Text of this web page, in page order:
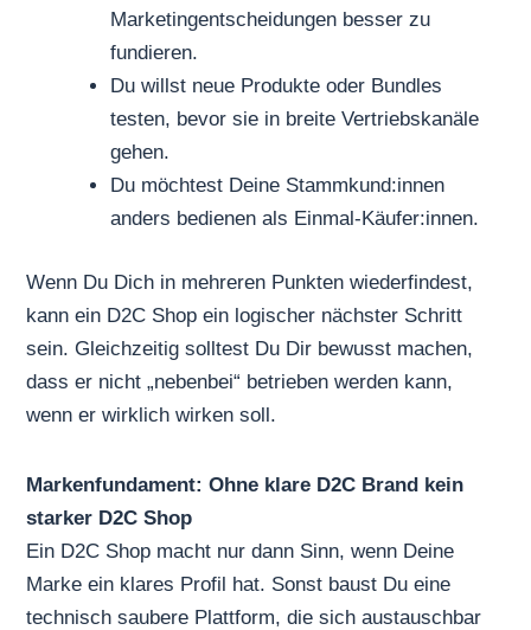
Marketingentscheidungen besser zu
fundieren.
Du willst neue Produkte oder Bundles
testen, bevor sie in breite Vertriebskanäle
gehen.
Du möchtest Deine Stammkund:innen
anders bedienen als Einmal-Käufer:innen.
Wenn Du Dich in mehreren Punkten wiederfindest,
kann ein D2C Shop ein logischer nächster Schritt
sein. Gleichzeitig solltest Du Dir bewusst machen,
dass er nicht „nebenbei“ betrieben werden kann,
wenn er wirklich wirken soll.
Markenfundament: Ohne klare D2C Brand kein
starker D2C Shop
Ein D2C Shop macht nur dann Sinn, wenn Deine
Marke ein klares Profil hat. Sonst baust Du eine
technisch saubere Plattform, die sich austauschbar